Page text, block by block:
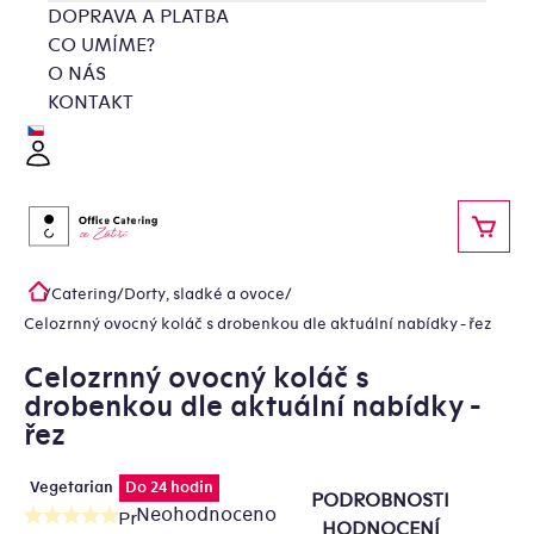
obsah
DOPRAVA A PLATBA
CO UMÍME?
O NÁS
KONTAKT
Domů
/Catering/Dorty, sladké a ovoce/
Celozrnný ovocný koláč s drobenkou dle aktuální nabídky - řez
Celozrnný ovocný koláč s
drobenkou dle aktuální nabídky -
řez
Vegetarian Do 24 hodin
Průměrné
Neohodnoceno
PODROBNOSTI
HODNOCENÍ